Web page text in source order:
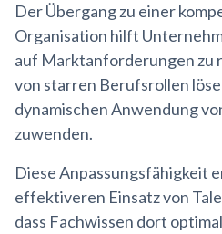
Der Übergang zu einer
Organisation hilft
auf Marktanforderungen zu
von starren Berufsrollen
dynamischen Anwendung
zuwenden.
Diese Anpassungsfähigkeit
effektiveren Einsatz von
dass Fachwissen dort